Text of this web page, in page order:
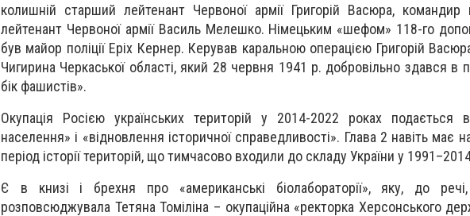
колишній старший лейтенант Червоної армії Григорій Васюра,
лейтенант Червоної армії Василь Мелешко. Німецьким «шефом» 118-го
був майор поліції Еріх Кернер. Керував каральною операцією Григорій
Чигирина Черкаської області, який 28 червня 1941 р. добровільно здався в
бік фашистів».
Окупація Росією українських територій у 2014-2022 роках подається
населення» і «відновлення історичної справедливості». Глава 2 навіть має
період історії територій, що тимчасово входили до складу України у
Є в книзі і брехня про «американські біолабораторії», яку, до
розповсюджувала Тетяна Томіліна – окупаційна «ректорка Херсонського